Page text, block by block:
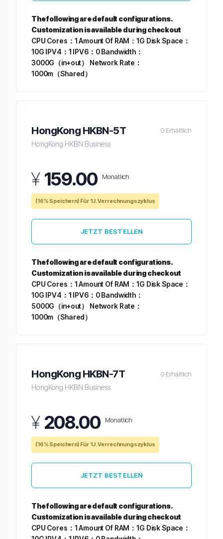
The following are default configurations.
Customization is available during checkout
CPU Cores：1Amount Of RAM：1G Disk Space：
10G IPV4：1 IPV6：0Bandwidth：
3000G（in+out）
Network Rate：
1000m（Shared）
HongKong HKBN-5T 0 Erhältlich
HongKong HKBN Business
¥ 159.00 Monatlich
(16% Speichern) Für 1J. Verrechnungszyklus
JETZT BESTELLEN
The following are default configurations.
Customization is available during checkout
CPU Cores：1Amount Of RAM：1G Disk Space：
10G IPV4：1 IPV6：0Bandwidth：
5000G（in+out）
Network Rate：
1000m（Shared）
HongKong HKBN-7T 0 Erhältlich
HongKong HKBN Business
¥ 208.00 Monatlich
(16% Speichern) Für 1J. Verrechnungszyklus
JETZT BESTELLEN
The following are default configurations.
Customization is available during checkout
CPU Cores：1Amount Of RAM：1G Disk Space：